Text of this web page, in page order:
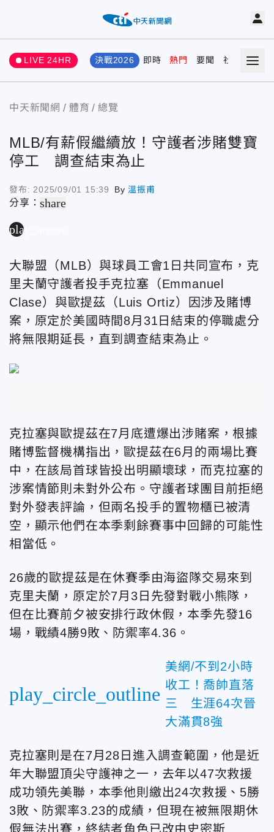
LIVE 24HR 決戰2026 即時 熱門 要聞 社會 娛樂
中天新聞網 體育 總覽
MLB/有薪假繼續放！守護者涉賭雙寶
停工 調查結束為止
發布: 2025/09/01 15:39 By溫振甫
分享：share
play_arrow
大聯盟（MLB）與球員工會1日共同宣布，克
里夫蘭守護者投手克拉塞（Emmanuel
Clase）與歐提茲（Luis Ortiz）因涉及賭博
案，原定於美國時間8月31日結束的停職處分
將無限期延長，直到調查結束為止。
克拉塞與歐提茲在7月底遭爆出涉賭案，根據
賭博監督機構指出，歐提茲在6月的兩場比賽
中，在該局首球皆投出明顯壞球，而克拉塞的
涉案情節則未對外公布。守護者球團目前拒絕
對外發表評論，但兩名投手的置物櫃已被清
空，顯示他們在本季剩餘賽事中回歸的可能性
相當低。
26歲的歐提茲是在休賽季由海盜隊交易來到
克里夫蘭，原定於7月3日先發對戰小熊隊，
但在比賽前夕被安排行政休假，本季先發16
場，戰績4勝9敗、防禦率4.36。
play_circle_outline
美網/不到2小時
收工！喬帥直落
三 生涯64次晉
大滿貫8強
克拉塞則是在7月28日進入調查範圍，他是近
年大聯盟頂尖守護神之一，去年以47次救援
成功領先美聯，本季他則繳出24次救援、5勝
3敗、防禦率3.23的成績，但現在被無限期休
假無法出賽，終結者角色已改由史密斯